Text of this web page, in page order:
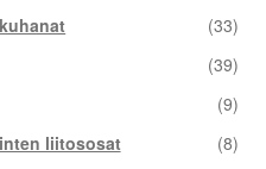
(33)
(39)
(9)
liitososat
(8)